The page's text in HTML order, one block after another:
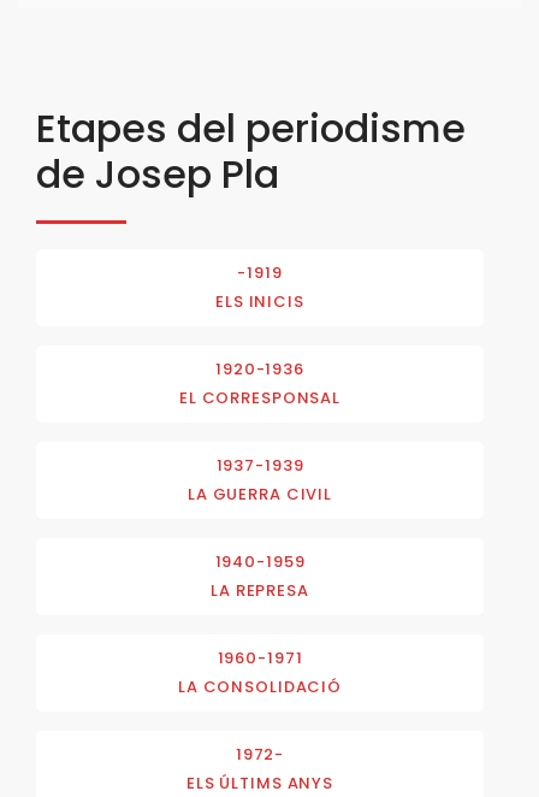
Etapes del periodisme
de Josep Pla
-1919
ELS INICIS
1920-1936
EL CORRESPONSAL
1937-1939
LA GUERRA CIVIL
1940-1959
LA REPRESA
1960-1971
LA CONSOLIDACIÓ
1972-
ELS ÚLTIMS ANYS